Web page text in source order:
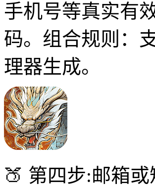
手机号等真实有
码。组合规则：
理器生成。
🍑 第四步:邮箱